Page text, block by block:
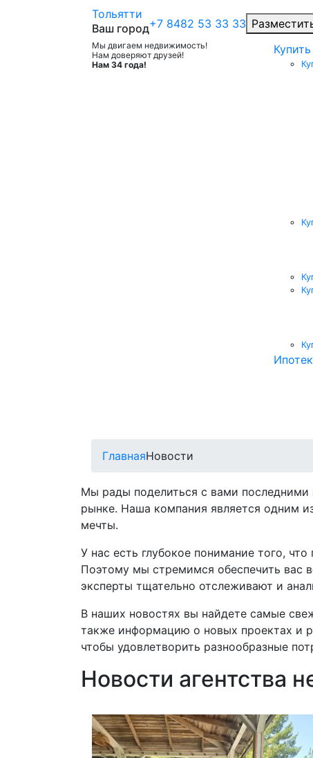
Мы двигаем недвижимость!
Нам доверяют друзей!
Нам 34 года!
Тольятти
Ваш город+7 8482 53 33 33
ГлавнаяНовости
Мы рады поделиться с вами
рынке. Наша компания является одним
мечты.
У нас есть глубокое понимание того,
Поэтому мы стремимся обеспечить вас
эксперты тщательно отслеживают и
В наших новостях вы найдете самые
также информацию о новых проектах и
чтобы удовлетворить разнообразные
Новости агентства